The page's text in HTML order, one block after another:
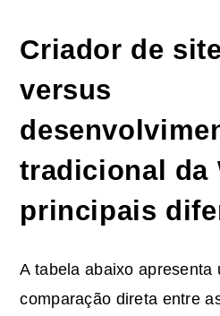
Criador de
versus
tradicional da
principais
A tabela abaixo apresenta
comparação direta entre